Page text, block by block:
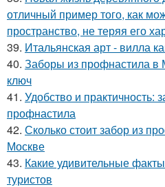
отличный пример того, как
пространство, не теряя его
39. Итальянская арт - вилла
40. Заборы из профнастила в
ключ
41. Удобство и практичность:
профнастила
42. Сколько стоит забор из
Москве
43. Какие удивительные
туристов